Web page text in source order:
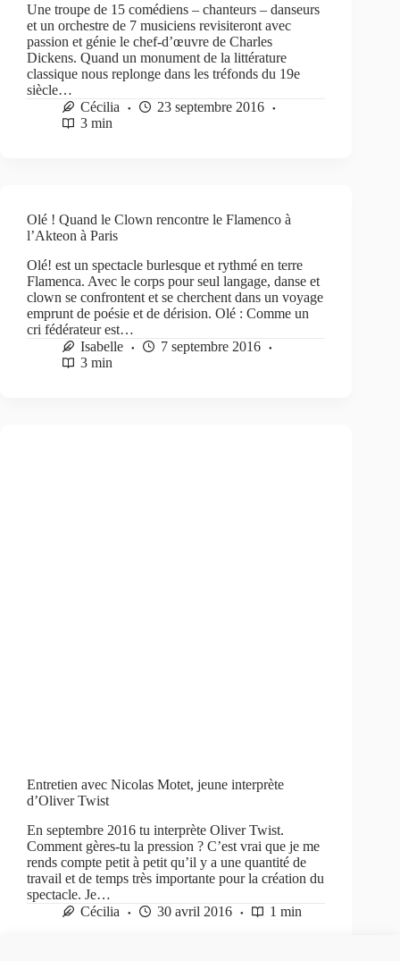
Une troupe de 15 comédiens – chanteurs – danseurs
et un orchestre de 7 musiciens revisiteront avec
passion et génie le chef-d’œuvre de Charles
Dickens. Quand un monument de la littérature
classique nous replonge dans les tréfonds du 19e
siècle…
Cécilia
23 septembre 2016
3 min
Olé ! Quand le Clown rencontre le Flamenco à
l’Akteon à Paris
Olé! est un spectacle burlesque et rythmé en terre
Flamenca. Avec le corps pour seul langage, danse et
clown se confrontent et se cherchent dans un voyage
emprunt de poésie et de dérision. Olé : Comme un
cri fédérateur est…
Isabelle
7 septembre 2016
3 min
Entretien avec Nicolas Motet, jeune interprète
d’Oliver Twist
En septembre 2016 tu interprète Oliver Twist.
Comment gères-tu la pression ? C’est vrai que je me
rends compte petit à petit qu’il y a une quantité de
travail et de temps très importante pour la création du
spectacle. Je…
Cécilia
30 avril 2016 1 min